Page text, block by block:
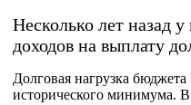
Несколько лет назад
доходов на выплату
Долговая нагрузка бюджета
исторического минимума.